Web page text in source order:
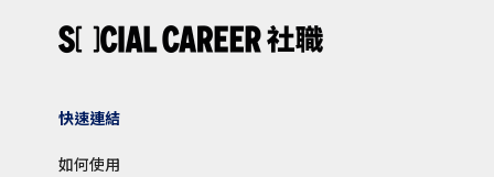
快速連結
如何使用